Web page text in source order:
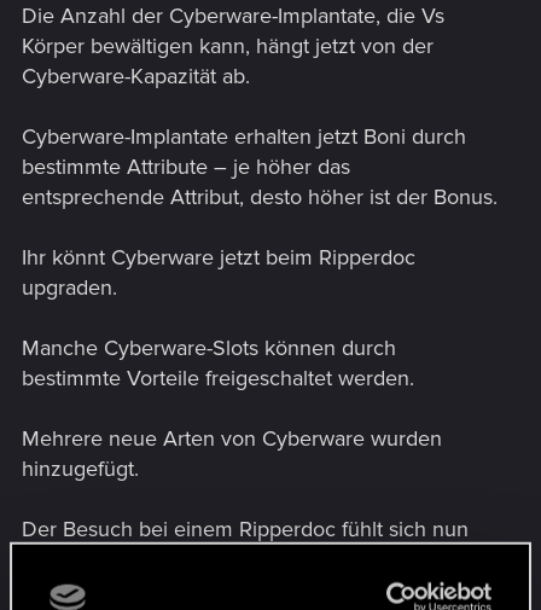
Die Anzahl der Cyberware-Implantate, die Vs
Körper bewältigen kann, hängt jetzt von der
Cyberware-Kapazität ab.
Cyberware-Implantate erhalten jetzt Boni durch
bestimmte Attribute – je höher das
entsprechende Attribut, desto höher ist der Bonus.
Ihr könnt Cyberware jetzt beim Ripperdoc
upgraden.
Manche Cyberware-Slots können durch
bestimmte Vorteile freigeschaltet werden.
Mehrere neue Arten von Cyberware wurden
hinzugefügt.
Der Besuch bei einem Ripperdoc fühlt sich nun
installieren lasst, sitzt ihr auf einem